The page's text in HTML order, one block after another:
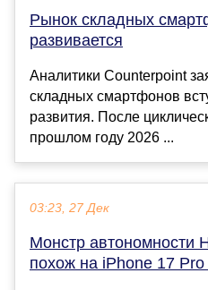
Рынок складных
развивается
Аналитики Counterpoint
складных смартфонов
развития. После
прошлом году 2026 ...
03:23, 27 Дек
Монстр автономности
похож на iPhone 17 Pro